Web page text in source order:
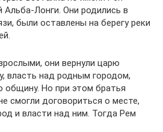
Альба-Лонги. Они родились в
были оставлены на берегу реки
они вернули царю
власть над родным городом,
общину. Но при этом братья
смогли договориться о месте,
и власти над ним. Тогда Рем